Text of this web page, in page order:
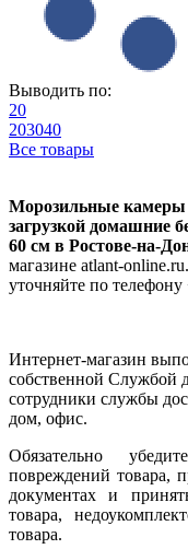
Выводить по:
20
203040
Все товары
Морозильные камеры
загрузкой домашние
60 см в Ростове-на-
магазине atlant-
уточняйте по
Интернет-магазин
собственной Службой
сотрудники службы
дом, офис.
Обязательно
повреждений товара,
документах и
товара,
товара.